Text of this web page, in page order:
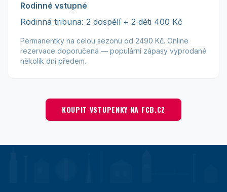
Rodinné vstupné
Rodinná tribuna: 2 dospělí + 2 děti 400 Kč
Permanentky na celou sezonu od 2490 Kč. Online
rezervace doporučená — populární zápasy vyprodané
několik dní předem.
KOUPIT VSTUPENKY NA FCB.CZ